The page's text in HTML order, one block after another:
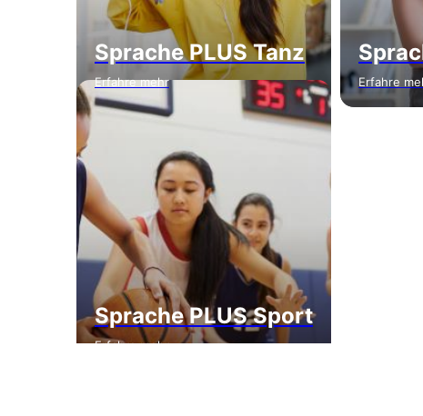
Sprache PLUS Tanz
Erfahre mehr Erfahre
Sprache PLUS Sport
Erfahre mehr